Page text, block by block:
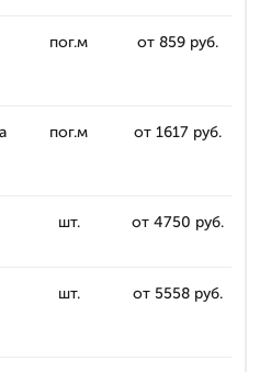
пог.м от 859 руб.
пог.м от 1617 руб.
шт. от 4750 руб.
шт. от 5558 руб.